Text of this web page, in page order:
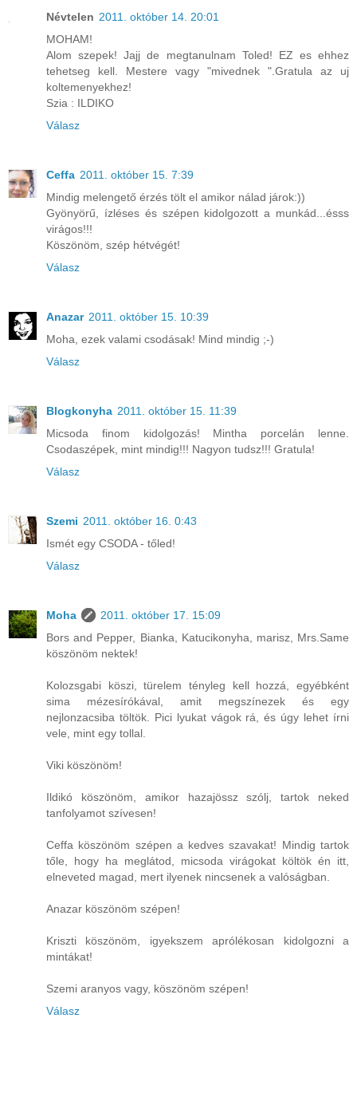
Névtelen 2011. október 14. 20:01
MOHAM!
Alom szepek! Jajj de megtanulnam Toled! EZ es ehhez
tehetseg kell. Mestere vagy "mivednek ".Gratula az uj
koltemenyekhez!
Szia : ILDIKO
Válasz
Ceffa 2011. október 15. 7:39
Mindig melengető érzés tölt el amikor nálad járok:))
Gyönyörű, ízléses és szépen kidolgozott a munkád...ésss
virágos!!!
Köszönöm, szép hétvégét!
Válasz
Anazar 2011. október 15. 10:39
Moha, ezek valami csodásak! Mind mindig ;-)
Válasz
Blogkonyha 2011. október 15. 11:39
Micsoda finom kidolgozás! Mintha porcelán lenne.
Csodaszépek, mint mindig!!! Nagyon tudsz!!! Gratula!
Válasz
Szemi 2011. október 16. 0:43
Ismét egy CSODA - tőled!
Válasz
Moha
2011. október 17. 15:09
Bors and Pepper, Bianka, Katucikonyha, marisz, Mrs.Same
köszönöm nektek!
Kolozsgabi köszi, türelem tényleg kell hozzá, egyébként
sima mézesírókával, amit megszínezek és egy
nejlonzacsiba töltök. Pici lyukat vágok rá, és úgy lehet írni
vele, mint egy tollal.
Viki köszönöm!
Ildikó köszönöm, amikor hazajössz szólj, tartok neked
tanfolyamot szívesen!
Ceffa köszönöm szépen a kedves szavakat! Mindig tartok
tőle, hogy ha meglátod, micsoda virágokat költök én itt,
elneveted magad, mert ilyenek nincsenek a valóságban.
Anazar köszönöm szépen!
Kriszti köszönöm, igyekszem aprólékosan kidolgozni a
mintákat!
Szemi aranyos vagy, köszönöm szépen!
Válasz